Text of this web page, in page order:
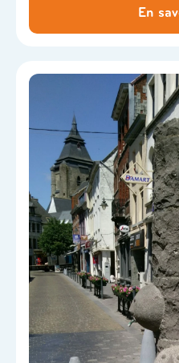
En